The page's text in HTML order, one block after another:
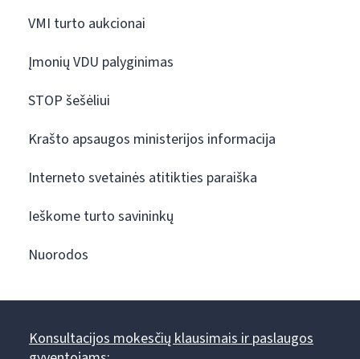
VMI turto aukcionai
Įmonių VDU palyginimas
STOP šešėliui
Krašto apsaugos ministerijos informacija
Interneto svetainės atitikties paraiška
Ieškome turto savininkų
Nuorodos
Konsultacijos mokesčių klausimais ir paslaugos